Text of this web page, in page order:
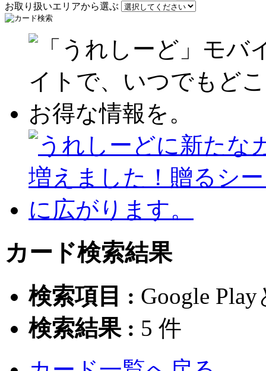
お取り扱いエリアから選ぶ
カード検索結果
検索項目 : Google
検索結果 : 5 件